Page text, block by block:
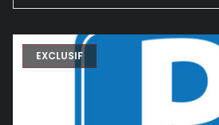
EXCLUSIF